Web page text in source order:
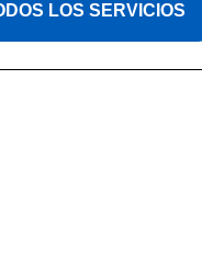
e
b
o
t
a
g
LOS SERVICIOS